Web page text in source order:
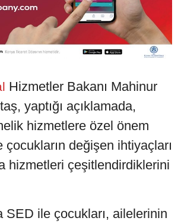
Hizmetler Bakanı Mahinur
yaptığı açıklamada,
hizmetlere özel önem
değişen ihtiyaçları
hizmetleri çeşitlendirdiklerini
SED ile çocukları, ailelerinin